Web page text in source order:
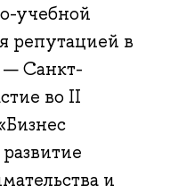
учебной
репутацией в
Санкт-
во II
и